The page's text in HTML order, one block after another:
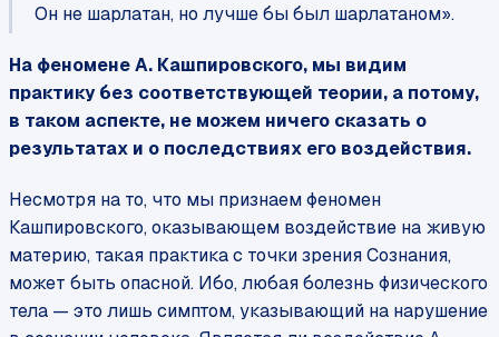
Он не шарлатан, но лучше бы был шарлатаном».
На феномене А. Кашпировского, мы видим
практику без соответствующей теории, а потому,
в таком аспекте, не можем ничего сказать о
результатах и о последствиях его воздействия.
Несмотря на то, что мы признаем феномен
Кашпировского, оказывающем воздействие на живую
материю, такая практика с точки зрения Сознания,
может быть опасной. Ибо, любая болезнь физического
тела — это лишь симптом, указывающий на нарушение